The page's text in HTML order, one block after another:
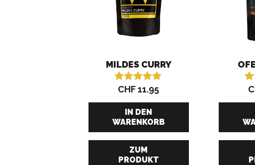
MILDES CURRY
Bewertet mit
von 5
CHF11.95
IN DEN
WARENKORB
ZUM
PRODUKT